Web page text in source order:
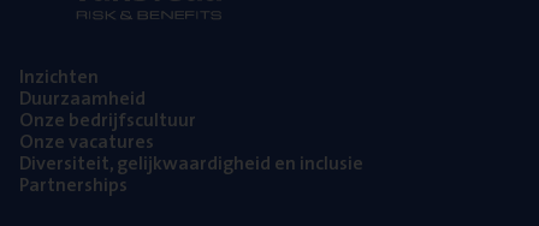
Inzich­ten
Duur­zaam­heid
Onze bedrijfs­cul­tuur
Onze vaca­tu­res
Diver­si­teit, gelijk­waar­dig­heid en inclusie
Part­ner­ships